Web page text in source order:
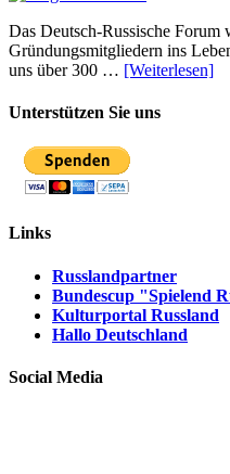
Das Deutsch-Russische
Gründungsmitgliedern ins
uns über 300 … [Weiterlesen]
Unterstützen Sie uns
Links
Russlandpartner
Bundescup "Spielend
Kulturportal Russland
Hallo Deutschland
Social Media